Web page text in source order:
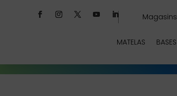
Magasins
MATELAS BASES